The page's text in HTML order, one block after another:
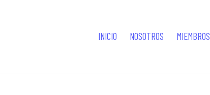
INICIO NOSOTROS MIEMBROS